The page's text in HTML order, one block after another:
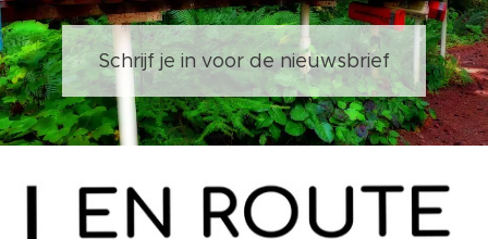
Schrijf je in voor de nieuwsbrief